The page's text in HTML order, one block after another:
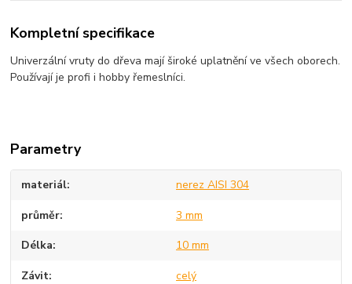
Kompletní specifikace
Univerzální vruty do dřeva mají široké uplatnění ve všech oborech.
Používají je profi i hobby řemeslníci.
Parametry
materiál nerez AISI 304
průměr 3 mm
Délka 10 mm
Závit celý